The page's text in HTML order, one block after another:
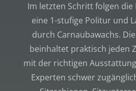
Im letzten Schritt folgen
eine 1-stufige Politur und
durch Carnaubawachs.
beinhaltet praktisch jeden
mit der richtigen
Experten schwer